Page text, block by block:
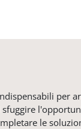
per
le